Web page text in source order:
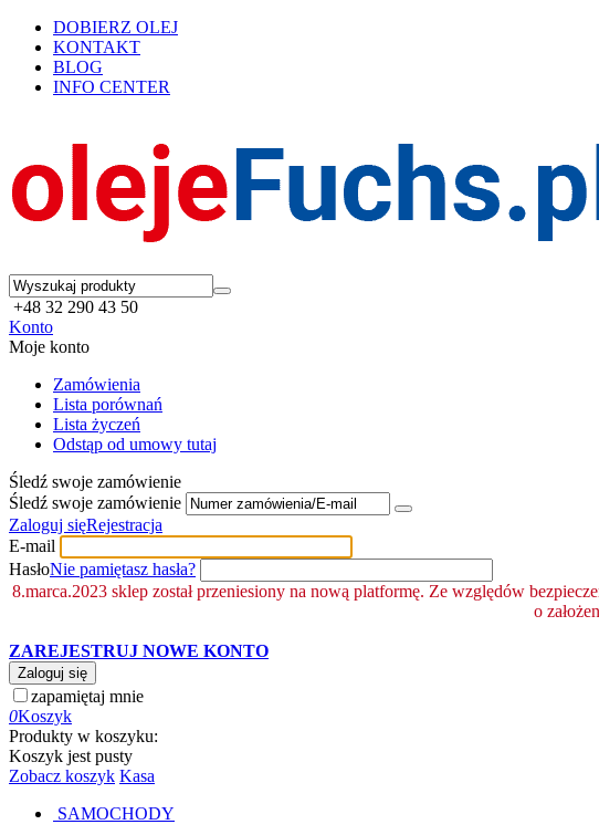
DOBIERZ OLEJ
KONTAKT
BLOG
INFO CENTER
+48 32 290 43 50
Konto
Moje konto
Zamówienia
Lista porównań
Lista życzeń
Odstąp od umowy tutaj
Śledź swoje zamówienie
Śledź swoje zamówienie
Zaloguj sięRejestracja
E-mail
HasłoNie pamiętasz hasła?
8.marca.2023 sklep został przeniesiony na nową platformę. Ze względów
o
ZAREJESTRUJ NOWE KONTO
Zaloguj się
zapamiętaj mnie
0Koszyk
Produkty w koszyku:
Koszyk jest pusty
Zobacz koszyk Kasa
SAMOCHODY